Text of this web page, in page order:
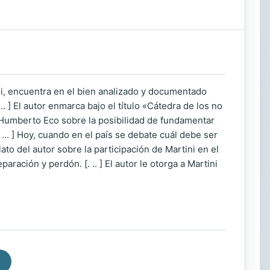
encuentra en el bien analizado y documentado
El autor enmarca bajo el título «Cátedra de los no
Eco sobre la posibilidad de fundamentar
] Hoy, cuando en el país se debate cuál debe ser
del autor sobre la participación de Martini en el
y perdón. [. .. ] El autor le otorga a Martini